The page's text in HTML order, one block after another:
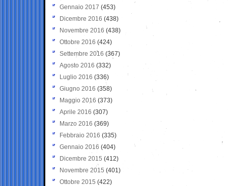
Gennaio 2017 (453)
Dicembre 2016 (438)
Novembre 2016 (438)
Ottobre 2016 (424)
Settembre 2016 (367)
Agosto 2016 (332)
Luglio 2016 (336)
Giugno 2016 (358)
Maggio 2016 (373)
Aprile 2016 (307)
Marzo 2016 (369)
Febbraio 2016 (335)
Gennaio 2016 (404)
Dicembre 2015 (412)
Novembre 2015 (401)
Ottobre 2015 (422)